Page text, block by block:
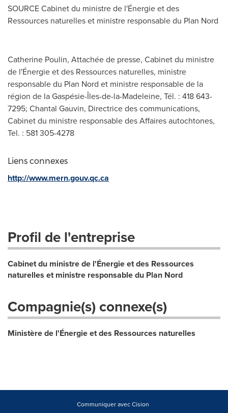
SOURCE Cabinet du ministre de l'Énergie et des
Ressources naturelles et ministre responsable du Plan Nord
Catherine Poulin, Attachée de presse, Cabinet du ministre
de l'Énergie et des Ressources naturelles, ministre
responsable du Plan Nord et ministre responsable de la
région de la Gaspésie-Îles-de-la-Madeleine, Tél. : 418 643-
7295; Chantal Gauvin, Directrice des communications,
Cabinet du ministre responsable des Affaires autochtones,
Tel. : 581 305-4278
Liens connexes
http://www.mern.gouv.qc.ca
Profil de l'entreprise
Cabinet du ministre de l'Énergie et des Ressources
naturelles et ministre responsable du Plan Nord
Compagnie(s) connexe(s)
Ministère de l'Énergie et des Ressources naturelles
Communiquer avec Cision